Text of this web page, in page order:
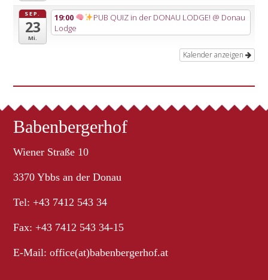
SEP.
23
Mi.
19:00 PUB QUIZ in der DONAU LODGE! @ Donau
Lodge
Kalender anzeigen
Babenbergerhof
Wiener Straße 10
3370 Ybbs an der Donau
Tel: +43 7412 543 34
Fax: +43 7412 543 34-15
E-Mail:office(at)babenbergerhof.at